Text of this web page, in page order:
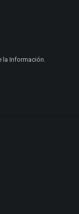
la Información.